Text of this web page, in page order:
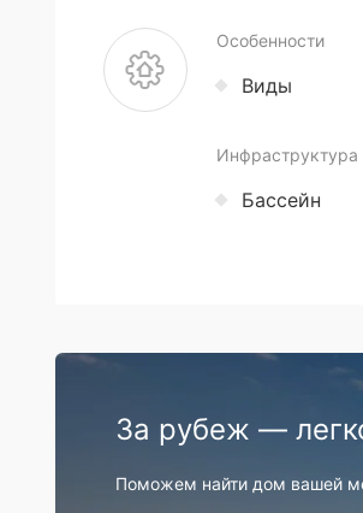
Особенности
Виды
Инфраструктура
Бассейн
За рубеж —
Поможем найти дом вашей